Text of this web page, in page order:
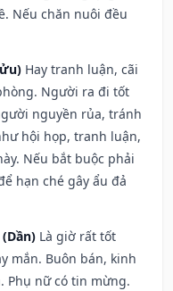
Nếu chăn nuôi đều
Hay tranh luận, cãi
Người ra đi tốt
nguyền rủa, tránh
hội họp, tranh luận,
Nếu bắt buộc phải
hạn ché gây ẩu đả
Là giờ rất tốt
mắn. Buôn bán, kinh
Phụ nữ có tin mừng.